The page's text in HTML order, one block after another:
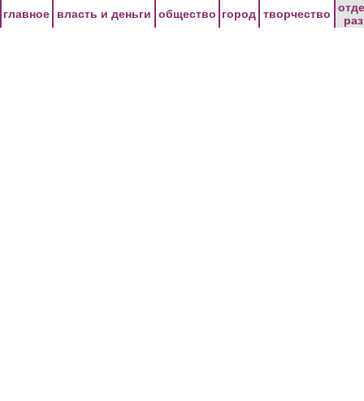
главное власть и деньги общество город творчество